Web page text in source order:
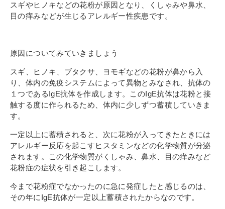
卒業生の皆さまへ
ブログ
コラム
お問い合わせ
資料請求
教職員採用情報
その他
個人情報の取り扱いについて
スギやヒノキなどの花粉が原因となり、くしゃみや鼻水、
目の痒みなどが生じるアレルギー性疾患です。
原因についてみていきましょう
スギ、ヒノキ、ブタクサ、ヨモギなどの花粉が鼻から入
り、体内の免疫システムによって異物とみなされ、抗体の
１つであるIgE抗体を作成します。このIgE抗体は花粉と接
触する度に作られるため、体内に少しずつ蓄積していきま
す。
一定以上に蓄積されると、次に花粉が入ってきたときには
アレルギー反応を起こすヒスタミンなどの化学物質が分泌
されます。この化学物質がくしゃみ、鼻水、目の痒みなど
花粉症の症状を引き起こします。
今まで花粉症でなかったのに急に発症したと感じるのは、
その年にIgE抗体が一定以上蓄積されたからなのです。